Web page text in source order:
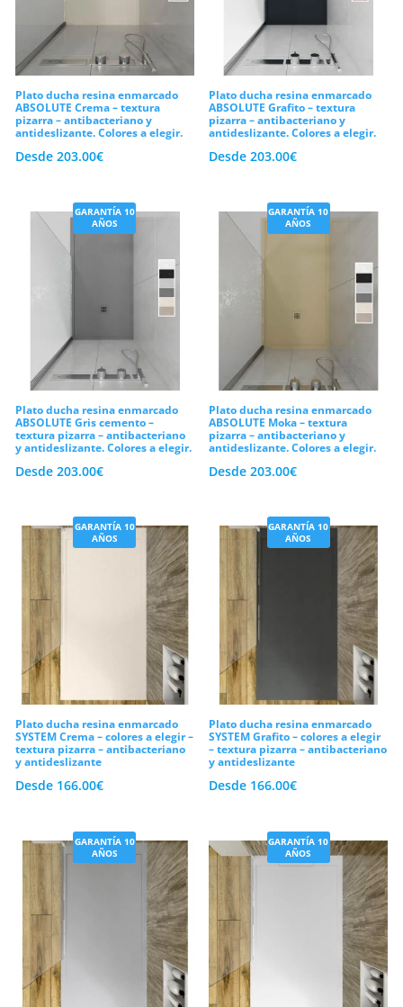
Plato ducha resina enmarcado
ABSOLUTE Crema – textura
pizarra – antibacteriano y
antideslizante. Colores a elegir.
Desde 203.00€
Plato ducha resina enmarcado
ABSOLUTE Grafito – textura
pizarra – antibacteriano y
antideslizante. Colores a elegir.
Desde203.00€
GARANTÍA 10
AÑOS
Plato ducha resina enmarcado
ABSOLUTE Gris cemento –
textura pizarra – antibacteriano
y antideslizante. Colores a elegir.
Desde 203.00€
GARANTÍA 10
AÑOS
Plato ducha resina enmarcado
ABSOLUTE Moka – textura
pizarra – antibacteriano y
antideslizante. Colores a elegir.
Desde203.00€
GARANTÍA 10
AÑOS
Plato ducha resina enmarcado
SYSTEM Crema – colores a elegir –
textura pizarra – antibacteriano
y antideslizante
Desde 166.00€
GARANTÍA 10
AÑOS
Plato ducha resina enmarcado
SYSTEM Grafito – colores a elegir
– textura pizarra – antibacteriano
y antideslizante
Desde 166.00€
GARANTÍA 10
AÑOS
GARANTÍA 10
AÑOS